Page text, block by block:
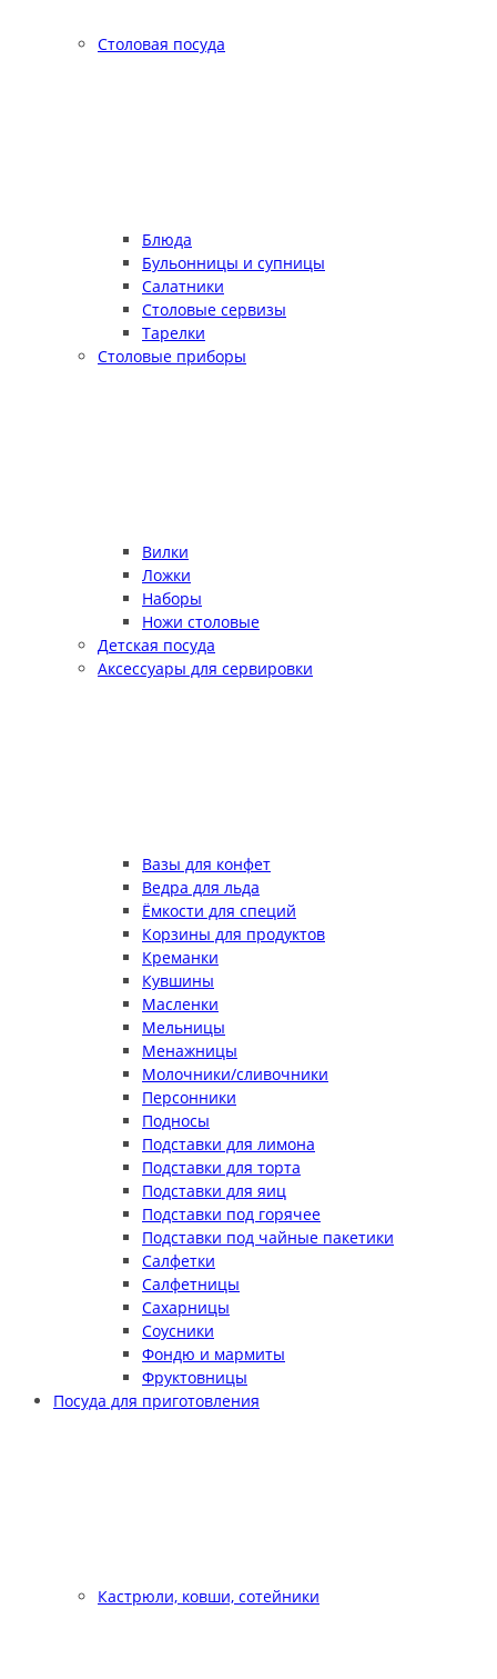
Столовая посуда
Блюда
Бульонницы и супницы
Салатники
Столовые сервизы
Тарелки
Столовые приборы
Вилки
Ложки
Наборы
Ножи столовые
Детская посуда
Аксессуары для сервировки
Вазы для конфет
Ведра для льда
Ёмкости для специй
Корзины для продуктов
Креманки
Кувшины
Масленки
Мельницы
Менажницы
Молочники/сливочники
Персонники
Подносы
Подставки для лимона
Подставки для торта
Подставки для яиц
Подставки под горячее
Подставки под чайные пакетики
Салфетки
Салфетницы
Сахарницы
Соусники
Фондю и мармиты
Фруктовницы
Посуда для приготовления
Кастрюли, ковши, сотейники